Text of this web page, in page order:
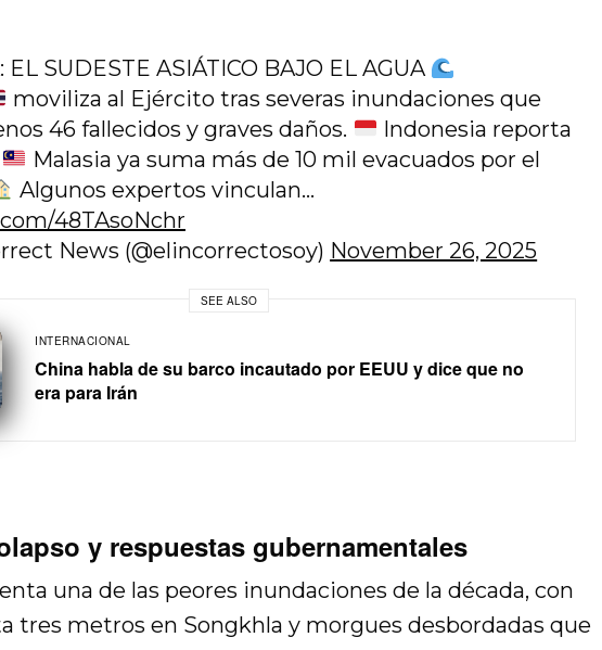
EL SUDESTE ASIÁTICO BAJO EL AGUA
moviliza al Ejército tras severas inundaciones que
46 fallecidos y graves daños.
Indonesia reporta
Malasia ya suma más de 10 mil evacuados por el
Algunos expertos vinculan…
48TAsoNchr
News (@elincorrectosoy) November 26, 2025
SEE ALSO
INTERNACIONAL
China habla de su barco incautado por EEUU y dice que no
era para Irán
y respuestas gubernamentales
una de las peores inundaciones de la década, con
tres metros en Songkhla y morgues desbordadas que